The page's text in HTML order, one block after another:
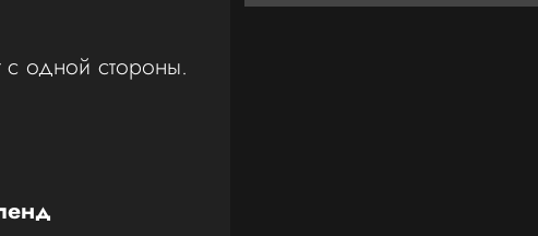
одной стороны.